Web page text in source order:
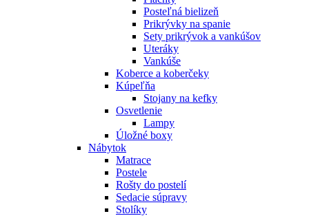
Posteľná bielizeň
Prikrývky na spanie
Sety prikrývok a vankúšov
Uteráky
Vankúše
Koberce a koberčeky
Kúpeľňa
Stojany na kefky
Osvetlenie
Lampy
Úložné boxy
Nábytok
Matrace
Postele
Rošty do postelí
Sedacie súpravy
Stolíky